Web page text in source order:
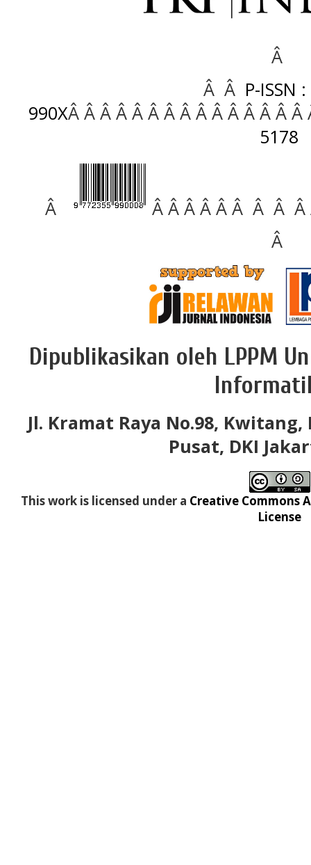
Â
Â Â P-ISSN
990XÂ Â Â Â Â Â Â Â Â Â Â Â Â Â
5178
Â
Â Â Â Â Â Â Â Â
Â
Dipublikasikan oleh LPPM
Jl. Kramat Raya No.98,
Pusat, DKI
This work is licensed under a Creative Commons
License